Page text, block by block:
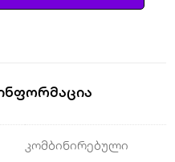
კომბინირებული